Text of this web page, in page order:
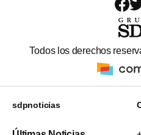
Todos los derechos
sdpnoticias